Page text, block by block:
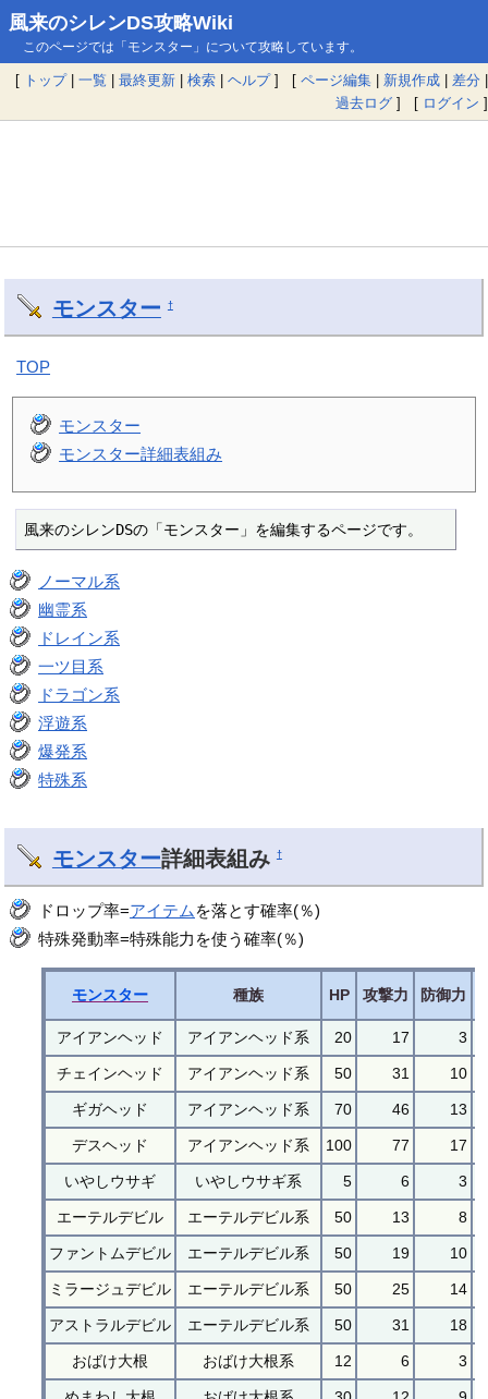
風来のシレンDS攻略Wiki
このページでは「モンスター」について攻略しています。
[ トップ| 一覧 | 最終更新 | 検索 | ヘルプ] [ ページ編集 | 新規作成 | 差分 |
過去ログ ] [ ログイン ]
モンスター †
TOP
モンスター
モンスター詳細表組み
風来のシレンDSの「モンスター」を編集するページです。
ノーマル系
幽霊系
ドレイン系
一ツ目系
ドラゴン系
浮遊系
爆発系
特殊系
モンスター詳細表組み †
ドロップ率=アイテム を落とす確率(％)
特殊発動率=特殊能力を使う確率(％)
モンスター 種族 HP 攻撃力 防御力
アイアンヘッド アイアンヘッド系 20 17 3
チェインヘッド アイアンヘッド系 50 31 10
ギガヘッド アイアンヘッド系 70 46 13
デスヘッド アイアンヘッド系 100 77 17
いやしウサギ いやしウサギ系 5 6 3
エーテルデビル エーテルデビル系 50 13 8
ファントムデビル エーテルデビル系 50 19 10
ミラージュデビル エーテルデビル系 50 25 14
アストラルデビル エーテルデビル系 50 31 18
おばけ大根 おばけ大根系 12 6 3